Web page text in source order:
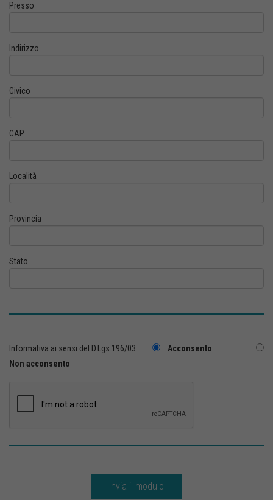
Presso
Indirizzo
Civico
CAP
Località
Provincia
Stato
Informativa ai sensi del D.Lgs.196/03
Acconsento
Non acconsento
Invia il modulo